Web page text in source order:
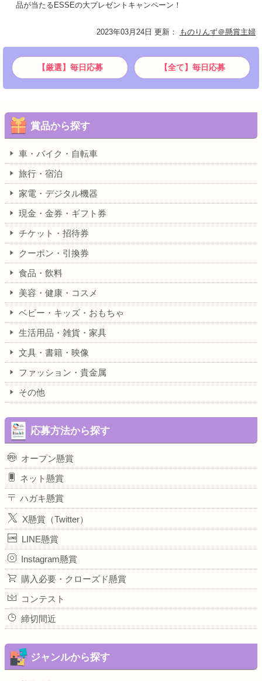
品が当たるESSEの大プレゼントキャンペーン！
2023年03月24日 更新 ： ものりんず＠懸賞主婦
【厳選】毎日応募 【全て】毎日応募
賞品から探す
車・バイク・自転車
旅行・宿泊
家電・デジタル機器
現金・金券・ギフト券
チケット・招待券
クーポン・引換券
食品・飲料
美容・健康・コスメ
ベビー・キッズ・おもちゃ
生活用品・雑貨・家具
文具・書籍・映像
ファッション・貴金属
その他
応募方法から探す
オープン懸賞
ネット懸賞
ハガキ懸賞
X懸賞（Twitter）
LINE懸賞
Instagram懸賞
購入必要・クローズド懸賞
コンテスト
締切間近
ジャンルから探す